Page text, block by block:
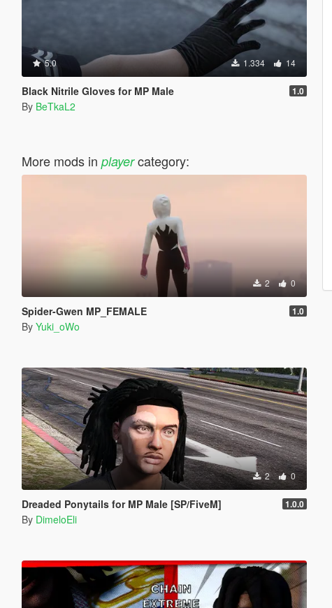
5.0 1.334 14
Black Nitrile Gloves for MP Male 1.0
By BeTkaL2
More mods in playercategory:
2 0
Spider-Gwen MP_FEMALE 1.0
By Yuki_oWo
2 0
Dreaded Ponytails for MP Male [SP/FiveM] 1.0.0
By DimeloEli